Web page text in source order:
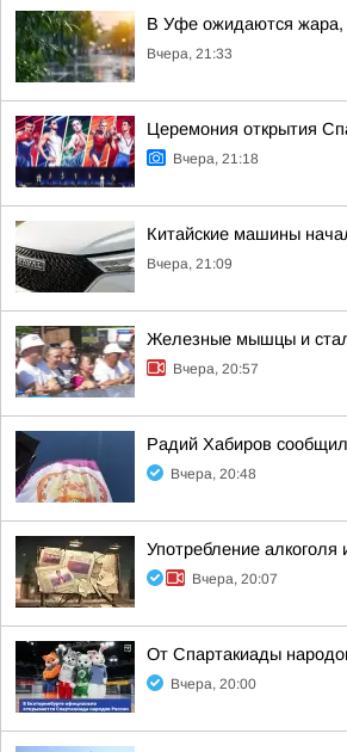
В Уфе ожидаются жара,
Вчера, 21:33
Церемония открытия
Вчера, 21:18
Китайские машины
Вчера, 21:09
Железные мышцы и
Вчера, 20:57
Радий Хабиров
Вчера, 20:48
Употребление
Вчера, 20:07
От Спартакиады
Вчера, 20:00